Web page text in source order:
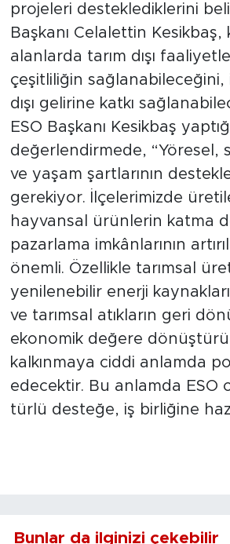
projeleri desteklediklerini
Başkanı Celalettin Kesikbaş,
alanlarda tarım dışı
çeşitliliğin sağlanabileceğini,
dışı gelirine katkı
ESO Başkanı Kesikbaş
değerlendirmede, “Yöresel,
ve yaşam şartlarının
gerekiyor. İlçelerimizde
hayvansal ürünlerin katma
pazarlama imkânlarının
önemli. Özellikle tarımsal
yenilenebilir enerji
ve tarımsal atıkların geri
ekonomik değere
kalkınmaya ciddi anlamda
edecektir. Bu anlamda ESO
türlü desteğe, iş birliğine
Bunlar da ilginizi çekebilir